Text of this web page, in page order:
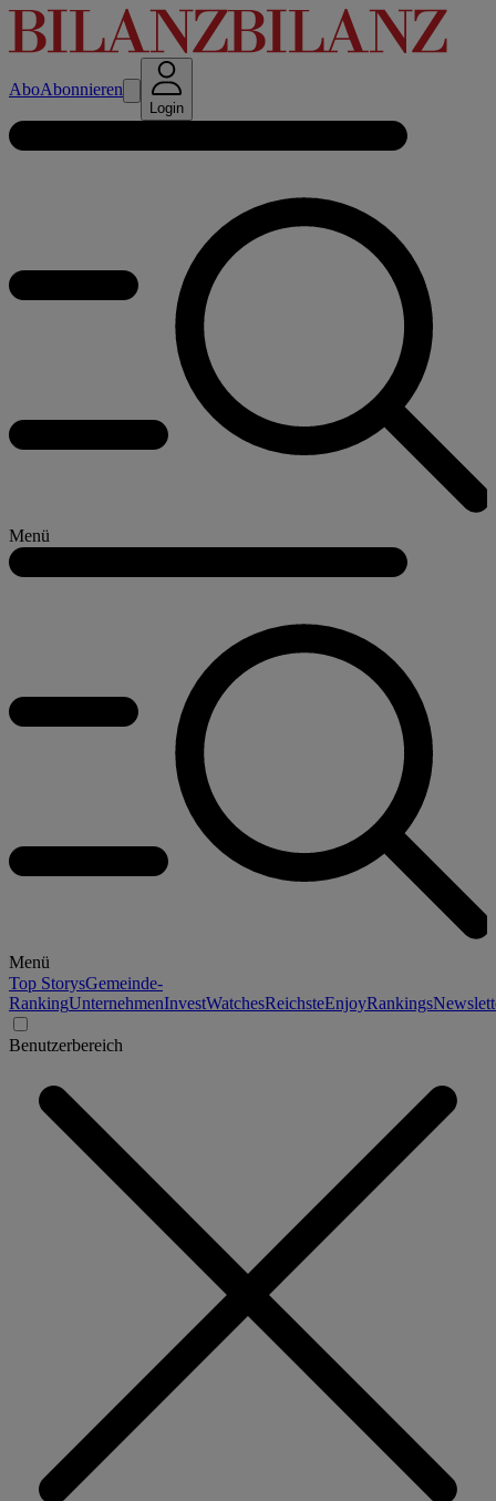
AboAbonnieren
Login
Menü
Menü
Top StorysGemeinde-
RankingUnternehmenInvestWatchesReichsteEnjoyRankings
Benutzerbereich